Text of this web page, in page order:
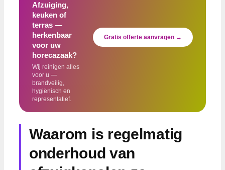
Afzuiging,
keuken of
terras —
herkenbaar
voor uw
horecazaak?
Wij reinigen alles
voor u —
brandveilig,
hygiënisch en
representatief.
Gratis offerte aanvragen →
Waarom is regelmatig
onderhoud van